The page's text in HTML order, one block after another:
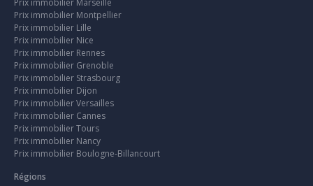
Prix immobilier Marseille
Prix immobilier Montpellier
Prix immobilier Lille
Prix immobilier Nice
Prix immobilier Rennes
Prix immobilier Grenoble
Prix immobilier Strasbourg
Prix immobilier Dijon
Prix immobilier Versailles
Prix immobilier Cannes
Prix immobilier Tours
Prix immobilier Nancy
Prix immobilier Boulogne-Billancourt
Régions